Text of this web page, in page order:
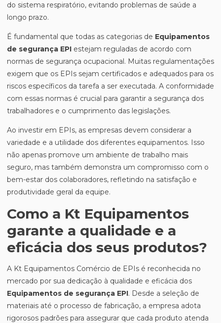
do sistema respiratório, evitando problemas de saúde a
longo prazo.
É fundamental que todas as categorias de Equipamentos
de segurança EPI estejam reguladas de acordo com
normas de segurança ocupacional. Muitas regulamentações
exigem que os EPIs sejam certificados e adequados para os
riscos específicos da tarefa a ser executada. A conformidade
com essas normas é crucial para garantir a segurança dos
trabalhadores e o cumprimento das legislações.
Ao investir em EPIs, as empresas devem considerar a
variedade e a utilidade dos diferentes equipamentos. Isso
não apenas promove um ambiente de trabalho mais
seguro, mas também demonstra um compromisso com o
bem-estar dos colaboradores, refletindo na satisfação e
produtividade geral da equipe.
Como a Kt Equipamentos
garante a qualidade e a
eficácia dos seus produtos?
A Kt Equipamentos Comércio de EPIs é reconhecida no
mercado por sua dedicação à qualidade e eficácia dos
Equipamentos de segurança EPI. Desde a seleção de
materiais até o processo de fabricação, a empresa adota
rigorosos padrões para assegurar que cada produto atenda